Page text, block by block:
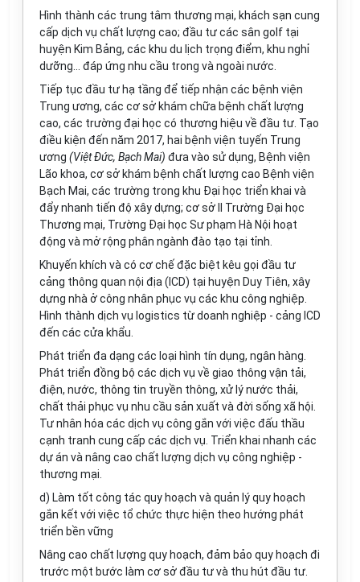
Hình thành các trung tâm thương mại, khách sạn cung
cấp dịch vụ chất lượng cao; đầu tư các sân golf tại
huyện Kim Bảng, các khu du lịch trọng điểm, khu nghỉ
dưỡng... đáp ứng nhu cầu trong và ngoài nước.
Tiếp tục đầu tư hạ tầng để tiếp nhận các bệnh viện
Trung ương, các cơ sở khám chữa bệnh chất lượng
cao, các trường đại học có thương hiệu về đầu tư. Tạo
điều kiện đến năm 2017, hai bệnh viện tuyến Trung
ương (Việt Đức, Bạch Mai) đưa vào sử dụng, Bệnh viện
Lão khoa, cơ sở khám bệnh chất lượng cao Bệnh viện
Bạch Mai, các trường trong khu Đại học triển khai và
đẩy nhanh tiến độ xây dựng; cơ sở II Trường Đại học
Thương mại, Trường Đại học Sư phạm Hà Nội hoạt
động và mở rộng phân ngành đào tạo tại tỉnh.
Khuyến khích và có cơ chế đặc biệt kêu gọi đầu tư
cảng thông quan nội địa (ICD) tại huyện Duy Tiên, xây
dựng nhà ở công nhân phục vụ các khu công nghiệp.
Hình thành dịch vụ logistics từ doanh nghiệp - cảng ICD
đến các cửa khẩu.
Phát triển đa dạng các loại hình tín dụng, ngân hàng.
Phát triển đồng bộ các dịch vụ về giao thông vận tải,
điện, nước, thông tin truyền thông, xử lýnước thải,
chất thải phục vụ nhu cầu sản xuất và đời sống xã hội.
Tư nhân hóa các dịch vụ công gắn với việc đấu thầu
cạnh tranh cung cấp các dịch vụ. Triển khai nhanh các
dự án và nâng cao chất lượng dịch vụ công nghiệp -
thương mại.
d) Làm tốt công tác quy hoạch và quản lý quy hoạch
gắn kết với việc tổ chức thực hiện theo hướng phát
triển bền vững
Nâng cao chất lượng quy hoạch, đảm bảo quy hoạch đi
trước một bước làm cơ sở đầu tư và thu hút đầu tư.